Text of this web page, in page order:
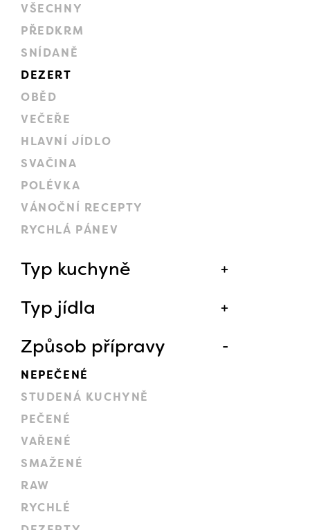
VŠECHNY
PŘEDKRM
SNÍDANĚ
DEZERT
OBĚD
VEČEŘE
HLAVNÍ JÍDLO
SVAČINA
POLÉVKA
VÁNOČNÍ RECEPTY
RYCHLÁ PÁNEV
Typ kuchyně
Typ jídla
Způsob přípravy
NEPEČENÉ
STUDENÁ KUCHYNĚ
PEČENÉ
VAŘENÉ
SMAŽENÉ
RAW
RYCHLÉ